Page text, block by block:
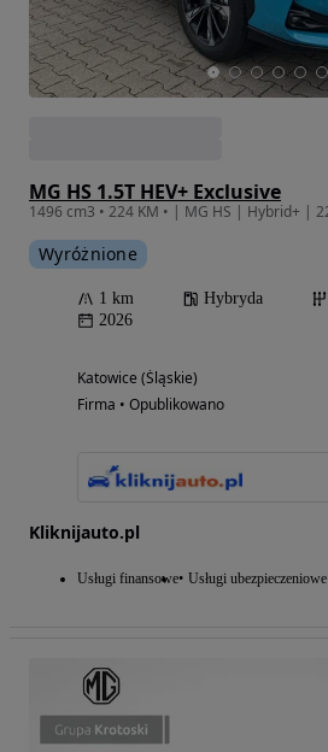
MG HS 1.5T HEV+ Exclusive
Wyróżnione
1 km Hybryda
2026
Katowice (Śląskie)
Firma • Opublikowano
Kliknijauto.pl
Usługi finansowe Usługi ubezpieczeniowe